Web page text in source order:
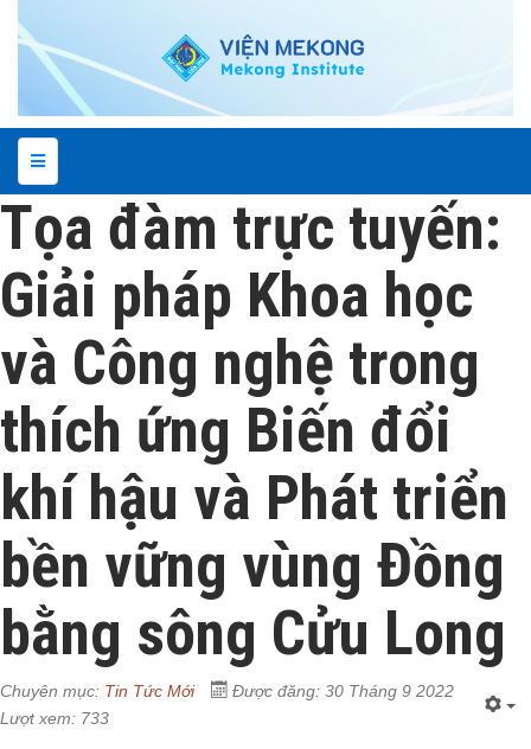
Tọa đàm trực tuyến:
Giải pháp Khoa học
và Công nghệ trong
thích ứng Biến đổi
khí hậu và Phát triển
bền vững vùng Đồng
bằng sông Cửu Long
Chuyên mục: Tin Tức Mới
Được đăng: 30 Tháng 9 2022
Lượt xem: 733